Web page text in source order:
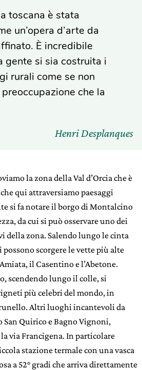
toscana è stata
un’opera d’arte da
È incredibile
gente si sia costruita i
rurali come se non
che la
Henri Desplanques
la zona della Val d’Orcia che è
qui attraversiamo paesaggi
si fa notare il borgo di Montalcino
da cui si può osservare uno dei
della zona. Salendo lungo le cinta
scorgere le vette più alte
il Casentino e l’Abetone.
scendendo lungo il colle, si
più celebri del mondo, in
Altri luoghi incantevoli da
Quirico e Bagno Vignoni,
via Francigena. In particolare
stazione termale con una vasca
a 52° gradi che arriva direttamente